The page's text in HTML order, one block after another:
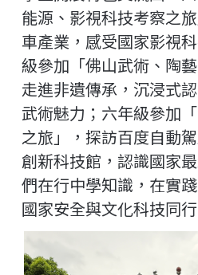
能源、影視科技考察之
車產業，感受國家影視
級參加「佛山武術、陶
走進非遺傳承，沉浸式
武術魅力；六年級參加
之旅」，探訪百度自動
創新科技館，認識國家
們在行中學知識，在實
國家安全與文化科技同行